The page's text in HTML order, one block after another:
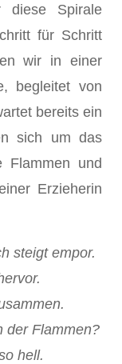
diese Spirale
für Schritt
wir in einer
begleitet von
bereits ein
sich um das
Flammen und
Erzieherin
steigt empor.
der Flammen?
hell.